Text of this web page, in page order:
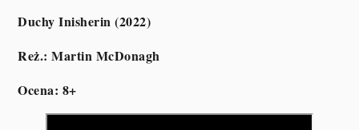
Duchy Inisherin (2022)
Reż.: Martin McDonagh
Ocena: 8+